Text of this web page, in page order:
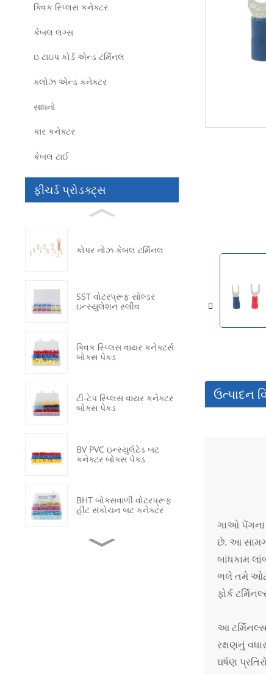
ક્વિક સ્પ્લિસ કનેક્ટર
કેબલ લગ્સ
ઇ ટાઇપ કોર્ડ એન્ડ ટર્મિનલ
ક્લોઝ એન્ડ કનેક્ટર
સાધનો
કાર કનેક્ટર
કેબલ ટાઈ
ફીચર્ડ પ્રોડક્ટ્સ
કોપર નોઝ કેબલ ટર્મિનલ
SST વોટરપ્રૂફ સોલ્ડર
ઇન્સ્યુલેશન સ્લીવ
ક્વિક સ્પ્લિસ વાયર કનેક્ટર્સ
બોક્સ પેક્ડ
ટી-ટેપ સ્પ્લિસ વાયર કનેક્ટર
બોક્સ પેક્ડ
BV PVC ઇન્સ્યુલેટેડ બટ
કનેક્ટર બોક્સ પેક્ડ
BHT બોક્સવાળી વોટરપ્રૂફ
હીટ સંકોચન બટ કનેક્ટર
ઉત્પાદન
ગાઓ પેંગના
છે. આ
બાંધકામ
ભલે તમે
ફોર્ક
આ
રક્ષણનું
ઘર્ષણ